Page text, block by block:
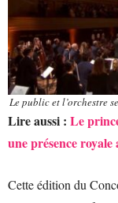
Le public et l’orchestre
Lire aussi : Le
une présence
Cette édition du